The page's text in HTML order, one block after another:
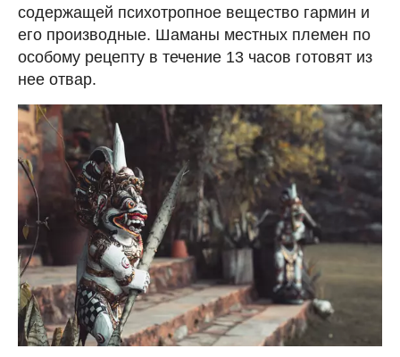
содержащей психотропное вещество гармин и
его производные. Шаманы местных племен по
особому рецепту в течение 13 часов готовят из
нее отвар.